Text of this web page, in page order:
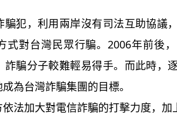
犯，利用兩岸沒有司法互助協議
式對台灣民眾行騙。2006年前後
詐騙分子較難輕易得手。而此時，
為台灣詐騙集團的目標。
加大對電信詐騙的打擊力度，加